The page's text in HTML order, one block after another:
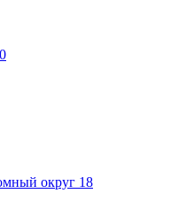
округ 18